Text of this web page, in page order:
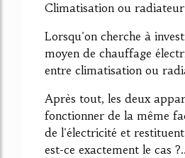
Climatisation ou
Lorsqu'on cherche à
moyen de chauffage
entre climatisation ou
Après tout, les deux
fonctionner de la même
de l'électricité et
est-ce exactement le cas